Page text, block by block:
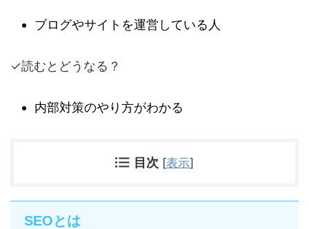
ブログやサイトを運営している人
✓読むとどうなる？
内部対策のやり方がわかる
目次 [表示]
SEOとは